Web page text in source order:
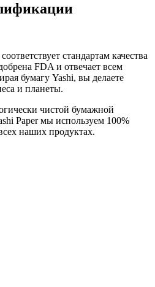
стандартам качества
FDA и отвечает всем
бумагу Yashi, вы делаете
и планеты.
чистой бумажной
Paper мы используем 100%
наших продуктах.